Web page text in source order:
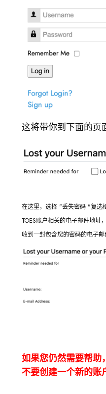
CAT SHOW APP
这将带你到下面的页
在这里，选择 "丢失密码 "复选
TOES账户相关的电子邮件地
收到一封包含您的密码的电子邮
如果您仍然需要帮助
不要创建一个新的账